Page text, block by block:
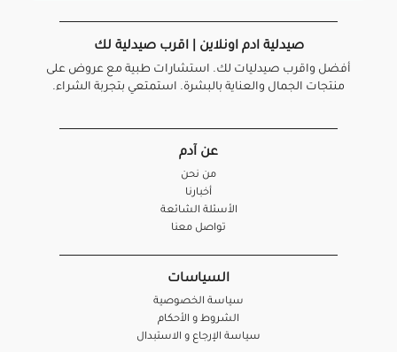
صيدلية ادم اونلاين | اقرب صيدلية لك
أفضل واقرب صيدليات لك. استشارات طبية مع عروض على
منتجات الجمال والعناية بالبشرة. استمتعي بتجربة الشراء.
عن آدم
من نحن
أخبارنا
الأسئلة الشائعة
تواصل معنا
السياسات
سياسة الخصوصية
الشروط و الأحكام
سياسة الإرجاع و الاستبدال